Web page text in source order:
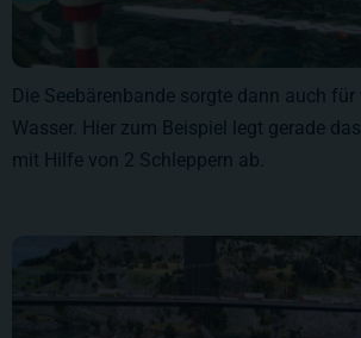
Die Seebärenbande sorgte dann auch
Wasser. Hier zum Beispiel legt gerade
mit Hilfe von 2 Schleppern ab.